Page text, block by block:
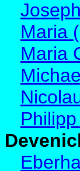
Maria
Maria